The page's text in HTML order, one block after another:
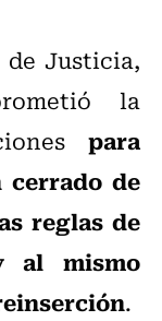
Justicia,
la
para
cerrado de
reglas de
al mismo
.